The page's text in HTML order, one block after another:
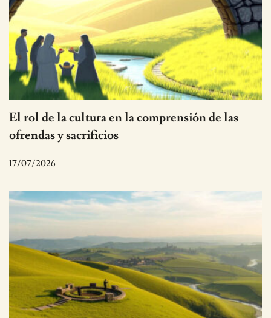
El rol de la cultura en la comprensión de las
ofrendas y sacrificios
17/07/2026